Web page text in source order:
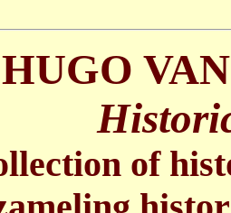
HUGO
of